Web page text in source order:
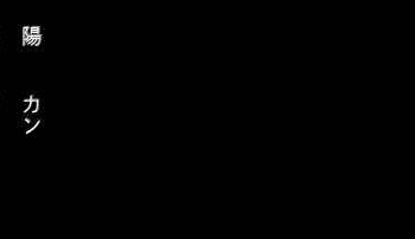
カ
ン
タ
ー
レ（
歌
い